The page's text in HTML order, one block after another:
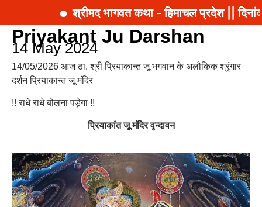
श्रीमद भागवत कथा - हिमाचल प्रदेश ||
Priyakant Ju Darshan
14 May 2024
14/05/2026 आज ठा. श्री प्रियाकान्त जू भगवान के अलौकिक श्रृंगार
दर्शन प्रियाकान्त जू मंदिर
!! राधे राधे बोलना पड़ेगा !!
प्रियाकांत जू मंदिर वृन्दावन